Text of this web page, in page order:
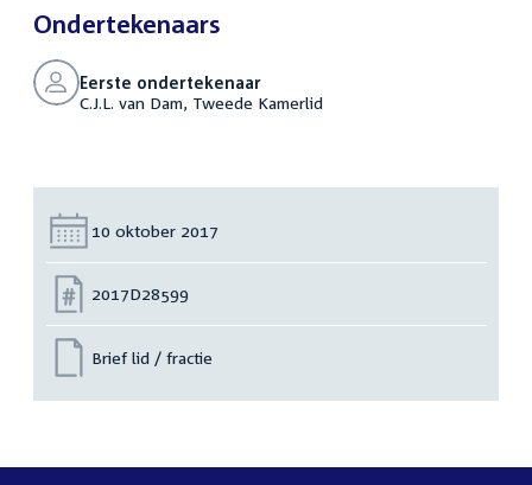
Ondertekenaars
Eerste ondertekenaar
C.J.L. van Dam, Tweede Kamerlid
Datum:
10 oktober 2017
Nummer:
2017D28599
Brief lid / fractie